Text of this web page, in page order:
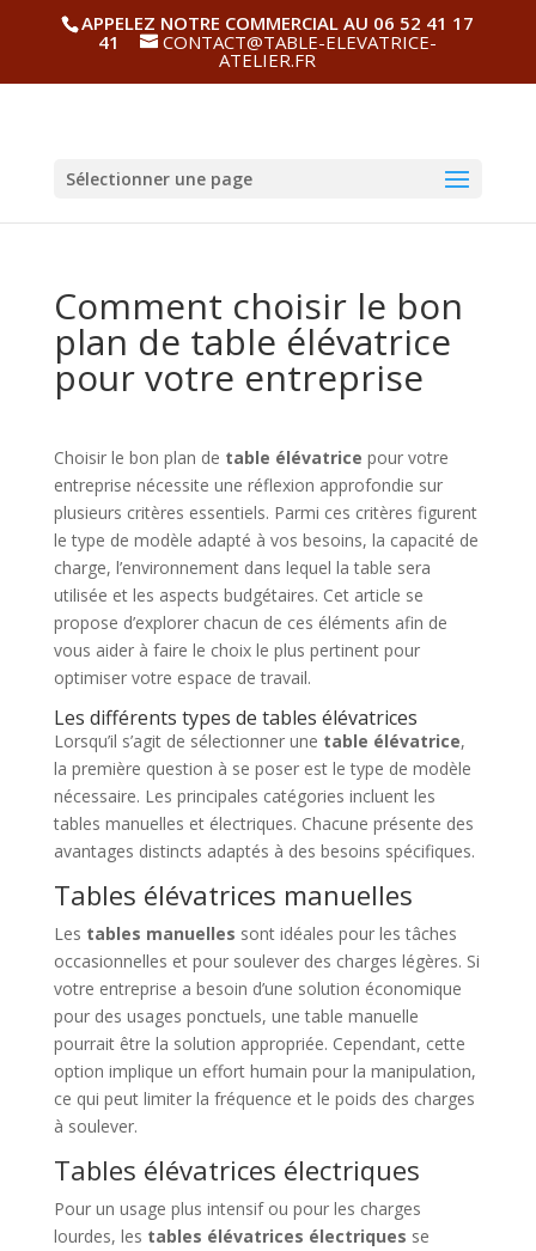
APPELEZ NOTRE COMMERCIAL AU 06 52 41 17
41
CONTACT@TABLE-ELEVATRICE-
ATELIER.FR
Sélectionner une page
Comment choisir le bon
plan de table élévatrice
pour votre entreprise
Choisir le bon plan de table élévatrice pour votre
entreprise nécessite une réflexion approfondie sur
plusieurs critères essentiels. Parmi ces critères figurent
le type de modèle adapté à vos besoins, la capacité de
charge, l’environnement dans lequel la table sera
utilisée et les aspects budgétaires. Cet article se
propose d’explorer chacun de ces éléments afin de
vous aider à faire le choix le plus pertinent pour
optimiser votre espace de travail.
Les différents types de tables élévatrices
Lorsqu’il s’agit de sélectionner une table élévatrice,
la première question à se poser est le type de modèle
nécessaire. Les principales catégories incluent les
tables manuelles et électriques. Chacune présente des
avantages distincts adaptés à des besoins spécifiques.
Tables élévatrices manuelles
Les tables manuelles sont idéales pour les tâches
occasionnelles et pour soulever des charges légères. Si
votre entreprise a besoin d’une solution économique
pour des usages ponctuels, une table manuelle
pourrait être la solution appropriée. Cependant, cette
option implique un effort humain pour la manipulation,
ce qui peut limiter la fréquence et le poids des charges
à soulever.
Tables élévatrices électriques
Pour un usage plus intensif ou pour les charges
lourdes, les tables élévatrices électriques se